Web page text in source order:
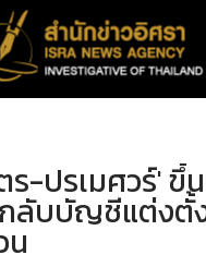
ร-ปรเมศวร์' ขึ้น
ลับบัญชีแต่งตั้
น